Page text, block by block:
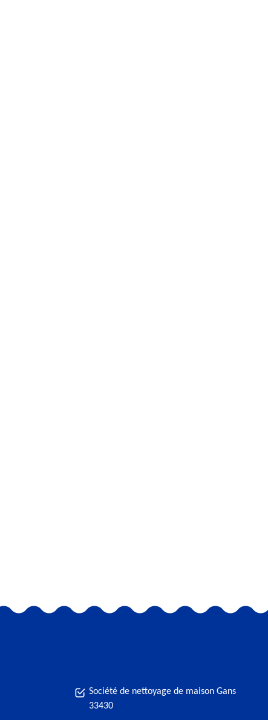
Société de nettoyage de maison Gans
33430